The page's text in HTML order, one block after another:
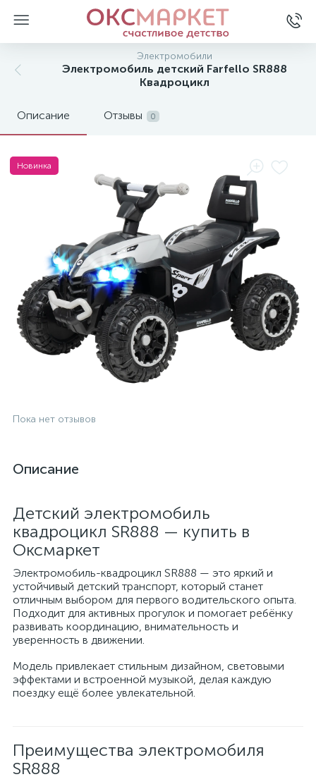
Электромобили
Электромобиль детский Farfello SR888
Квадроцикл
Описание Отзывы 0
Новинка
Пока нет отзывов
Описание
Детский электромобиль
квадроцикл SR888 — купить в
Оксмаркет
Электромобиль-квадроцикл SR888 — это яркий и
устойчивый детский транспорт, который станет
отличным выбором для первого водительского опыта.
Подходит для активных прогулок и помогает ребёнку
развивать координацию, внимательность и
уверенность в движении.
Модель привлекает стильным дизайном, световыми
эффектами и встроенной музыкой, делая каждую
поездку ещё более увлекательной.
Преимущества электромобиля
SR888